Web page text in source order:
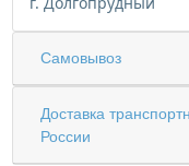
Самовывоз
Доставка
России